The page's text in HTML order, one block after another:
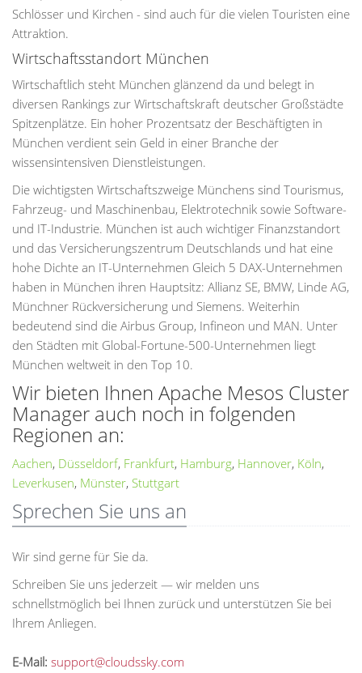
Schlösser und Kirchen - sind auch für die vielen Touristen eine
Attraktion.
Wirtschaftsstandort München
Wirtschaftlich steht München glänzend da und belegt in
diversen Rankings zur Wirtschaftskraft deutscher Großstädte
Spitzenplätze. Ein hoher Prozentsatz der Beschäftigten in
München verdient sein Geld in einer Branche der
wissensintensiven Dienstleistungen.
Die wichtigsten Wirtschaftszweige Münchens sind Tourismus,
Fahrzeug- und Maschinenbau, Elektrotechnik sowie Software-
und IT-Industrie. München ist auch wichtiger Finanzstandort
und das Versicherungszentrum Deutschlands und hat eine
hohe Dichte an IT-Unternehmen Gleich 5 DAX-Unternehmen
haben in München ihren Hauptsitz: Allianz SE, BMW, Linde AG,
Münchner Rückversicherung und Siemens. Weiterhin
bedeutend sind die Airbus Group, Infineon und MAN. Unter
den Städten mit Global-Fortune-500-Unternehmen liegt
München weltweit in den Top 10.
Wir bieten Ihnen Apache Mesos Cluster
Manager auch noch in folgenden
Regionen an:
Aachen, Düsseldorf, Frankfurt, Hamburg, Hannover, Köln,
Leverkusen, Münster, Stuttgart
Sprechen Sie uns an
Wir sind gerne für Sie da.
Schreiben Sie uns jederzeit — wir melden uns
schnellstmöglich bei Ihnen zurück und unterstützen Sie bei
Ihrem Anliegen.
E-Mail: support@cloudssky.com